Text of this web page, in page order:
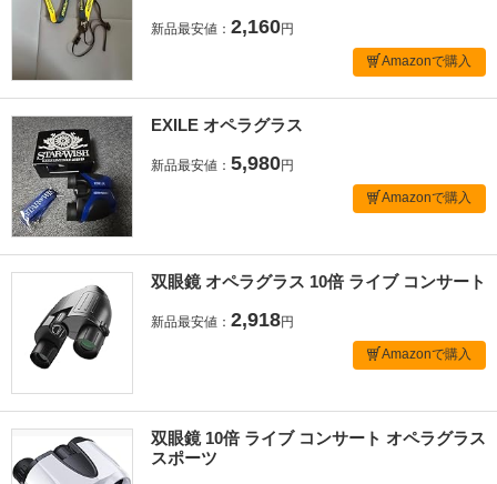
新品最安値： 2,160円
Amazonで購入
EXILE オペラグラス
新品最安値： 5,980円
Amazonで購入
双眼鏡 オペラグラス 10倍 ライブ コンサート
新品最安値： 2,918円
Amazonで購入
双眼鏡 10倍 ライブ コンサート オペラグラス
スポーツ